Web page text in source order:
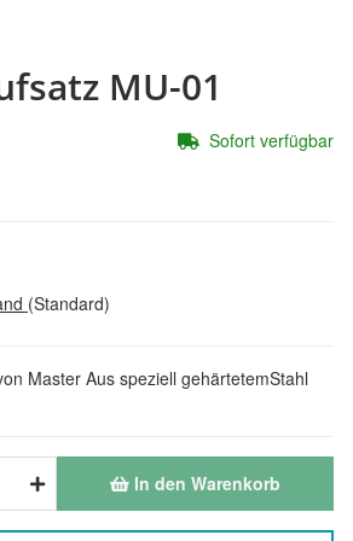
MU-01
Master Aus speziell gehärtetemStahl
(Standard)
In den Warenkorb
Sofort verfügbar